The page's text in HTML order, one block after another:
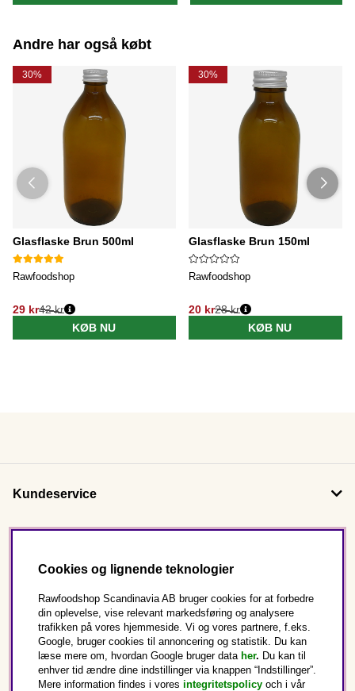
Andre har også købt
30%
Glasflaske Brun 500ml
Rawfoodshop
29 kr42 kr
KØB NU
30%
Glasflaske Brun 150ml
Rawfoodshop
20 kr28 kr
KØB NU
Kundeservice
Dette er Rawfoodshop
Danmark
Cookies og lignende teknologier
Rawfoodshop Scandinavia AB bruger cookies for at forbedre
din oplevelse, vise relevant markedsføring og analysere
trafikken på vores hjemmeside. Vi og vores partnere, f.eks.
Google, bruger cookies til annoncering og statistik. Du kan
læse mere om, hvordan Google bruger data her. Du kan til
enhver tid ændre dine indstillinger via knappen “Indstillinger”.
Mere information findes i vores integritetspolicy och i vår